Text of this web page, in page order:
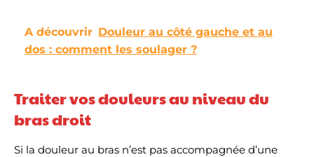
A découvrir Douleur au côté gauche et au
dos : comment les soulager ?
Traiter vos douleurs au niveau du
bras droit
Si la douleur au bras n’est pas accompagnée d’une